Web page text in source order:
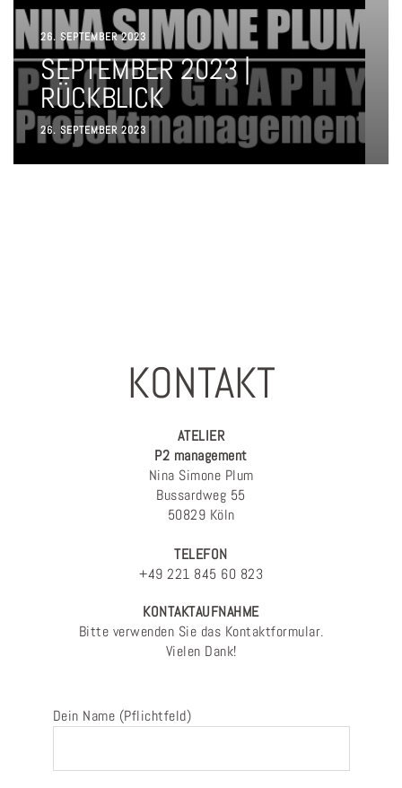
26. SEPTEMBER 2023
SEPTEMBER 2023 |
RÜCKBLICK
26. SEPTEMBER 2023
KONTAKT
ATELIER
P2 management
Nina Simone Plum
Bussardweg 55
50829 Köln
TELEFON
+49 221 845 60 823
KONTAKTAUFNAHME
Bitte verwenden Sie das Kontaktformular.
Vielen Dank!
Dein Name (Pflichtfeld)